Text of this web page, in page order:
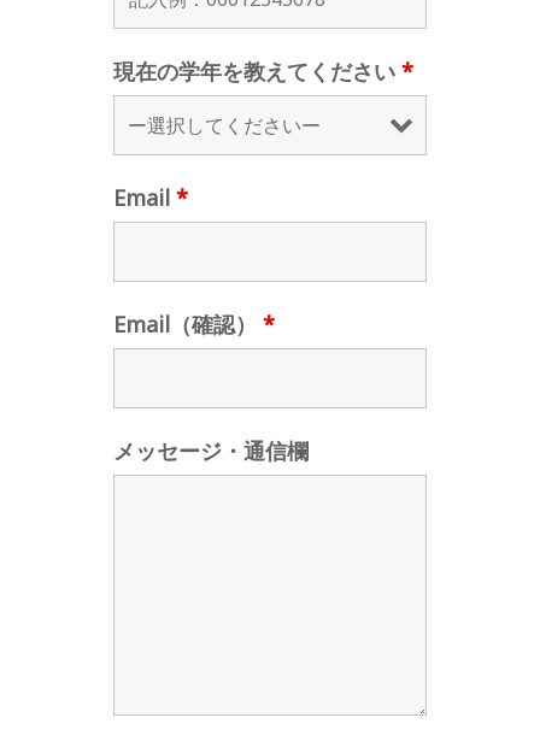
現在の学年を教えてください *
Email *
Email（確認） *
メッセージ・通信欄